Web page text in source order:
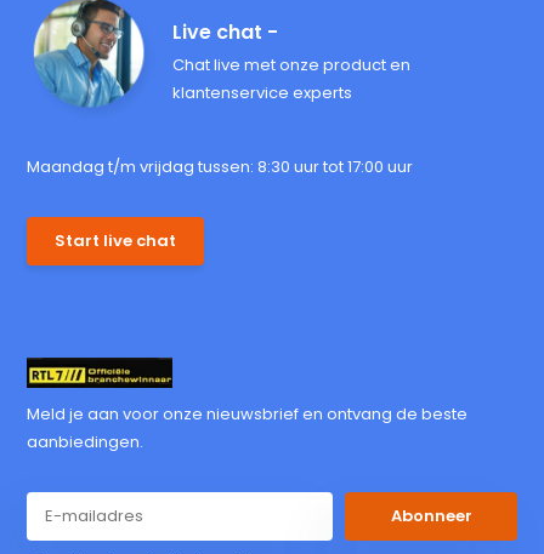
Live chat -
Chat live met onze product en
klantenservice experts
Maandag t/m vrijdag tussen: 8:30 uur tot 17:00 uur
Start live chat
Meld je aan voor onze nieuwsbrief en ontvang de beste
aanbiedingen.
Abonneer